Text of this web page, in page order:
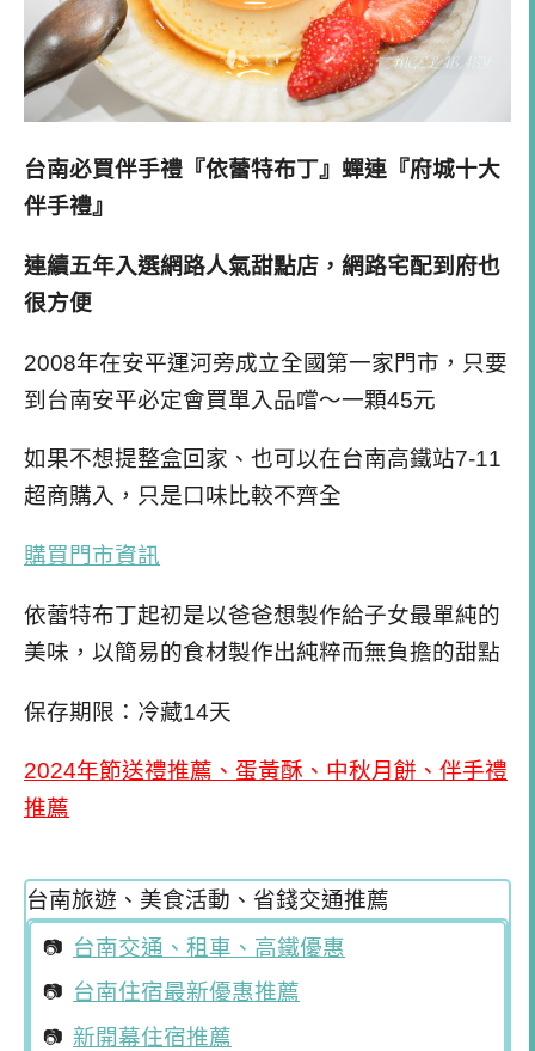
台南必買伴手禮『依蕾特布丁』蟬連『府城十大
伴手禮』
連續五年入選網路人氣甜點店，網路宅配到府也
很方便
2008年在安平運河旁成立全國第一家門市，只要
到台南安平必定會買單入品嚐～一顆45元
如果不想提整盒回家、也可以在台南高鐵站7-11
超商購入，只是口味比較不齊全
購買門市資訊
依蕾特布丁起初是以爸爸想製作給子女最單純的
美味，以簡易的食材製作出純粹而無負擔的甜點
保存期限：冷藏14天
2024年節送禮推薦、蛋黃酥、中秋月餅、伴手禮
推薦
台南旅遊、美食活動、省錢交通推薦
台南交通、租車、高鐵優惠
台南住宿最新優惠推薦
新開幕住宿推薦